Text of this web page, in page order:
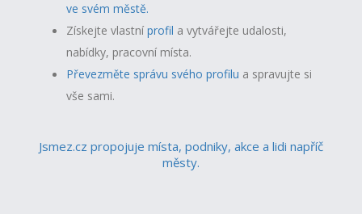
ve svém městě.
Získejte vlastníprofil a vytvářejte udalosti,
nabídky, pracovní místa.
Převezměte správu svého profilu a spravujte si
vše sami.
Jsmez.cz propojuje místa, podniky, akce a lidi napříč
městy.